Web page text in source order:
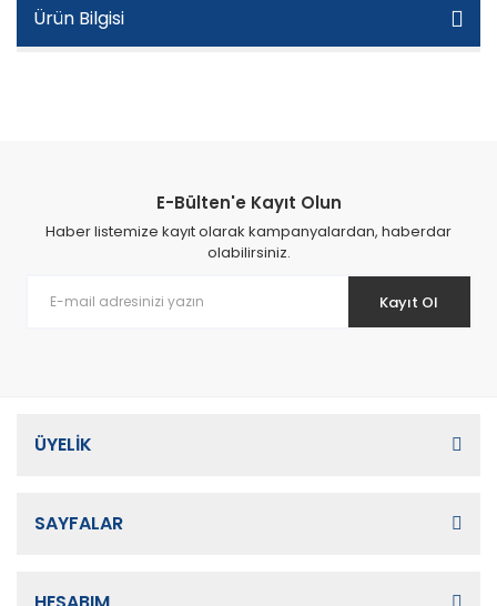
Ürün Bilgisi
E-Bülten'e Kayıt Olun
Haber listemize kayıt olarak kampanyalardan, haberdar
olabilirsiniz.
Kayıt Ol
ÜYELİK
SAYFALAR